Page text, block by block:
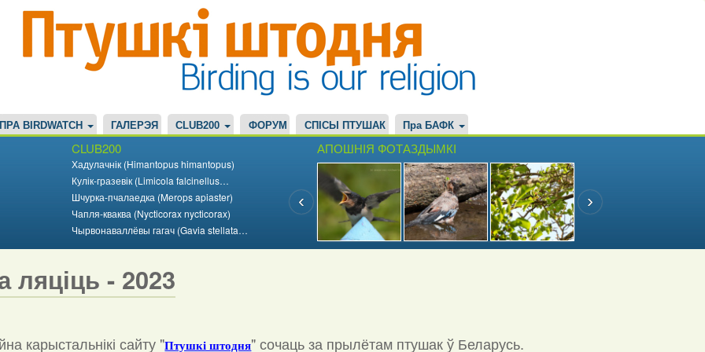
ПРА BIRDWATCH ГАЛЕРЭЯ CLUB200 ФОРУМ СПІСЫ ПТУШАК Пра БАФК
CLUB200
Хадулачнік (Himantopus himantopus)
Кулік-гразевік (Limicola falcinellus…
Шчурка-пчалаедка (Merops apiaster)
Чапля-кваква (Nycticorax nycticorax)
Чырвонаваллёвы гагач (Gavia stellata…
АПОШНІЯ ФОТАЗДЫМКІ
ляціць - 2023
карыстальнікі сайту "Птушкі штодня" сочаць за прылётам птушак ў Беларусь.